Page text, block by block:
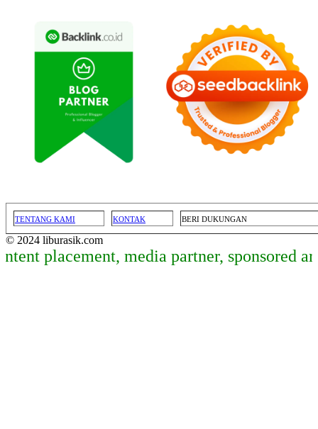
TENTANG KAMI KONTAK BERI DUKUNGAN
© 2024 liburasik.com
media partner, sponsored article,